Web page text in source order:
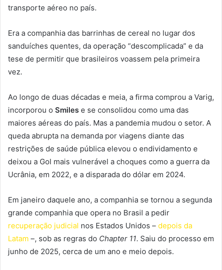
transporte aéreo no país.
Era a companhia das barrinhas de cereal no lugar dos
sanduíches quentes, da operação “descomplicada” e da
tese de permitir que brasileiros voassem pela primeira
vez.
Ao longo de duas décadas e meia, a firma comprou a Varig,
incorporou o Smiles e se consolidou como uma das
maiores aéreas do país. Mas a pandemia mudou o setor. A
queda abrupta na demanda por viagens diante das
restrições de saúde pública elevou o endividamento e
deixou a Gol mais vulnerável a choques como a guerra da
Ucrânia, em 2022, e a disparada do dólar em 2024.
Em janeiro daquele ano, a companhia se tornou a segunda
grande companhia que opera no Brasil a pedir
recuperação judicial nos Estados Unidos – depois da
Latam –, sob as regras do Chapter 11. Saiu do processo em
junho de 2025, cerca de um ano e meio depois.